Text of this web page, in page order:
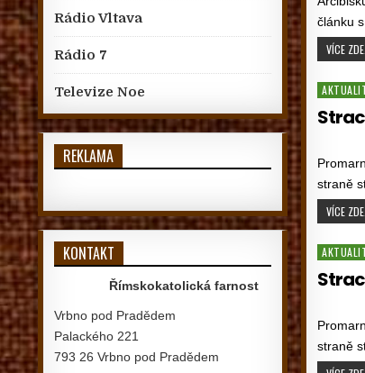
článku
VÍCE ZDE...
Posted
straně
VÍCE ZDE...
Posted
straně
Rádio Vltava
Rádio 7
Televize Noe
REKLAMA
KONTAKT
Římskokatolická farnost
Vrbno pod Pradědem
Palackého 221
793 26 Vrbno pod Pradědem